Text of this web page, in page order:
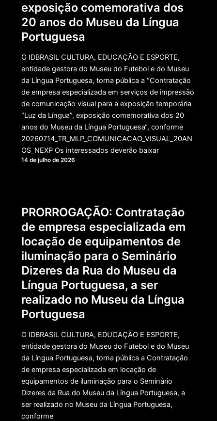
exposição comemorativa dos
20 anos do Museu da Língua
Portuguesa
O IDBRASIL CULTURA, EDUCAÇÃO E ESPORTE,
entidade gestora do Museu do Futebol e do Museu
da Língua Portuguesa, torna pública a “Contratação
de empresa especializada em serviços de impressão
de comunicação visual para a exposição temporária
“Luz da Língua”, exposição comemorativa dos 20
anos do Museu da Língua Portuguesa“, conforme
20260714_TR_MLP_COMUNICACAO_VISUAL_20AN
OS_NEXP Os interessados deverão baixar
14 de julho de 2026
PRORROGAÇÃO: Contratação
de empresa especializada em
locação de equipamentos de
iluminação para o Seminário
Dizeres da Rua do Museu da
Língua Portuguesa, a ser
realizado no Museu da Língua
Portuguesa
O IDBRASIL CULTURA, EDUCAÇÃO E ESPORTE,
entidade gestora do Museu do Futebol e do Museu
da Língua Portuguesa, torna pública a Contratação
de empresa especializada em locação de
equipamentos de iluminação para o Seminário
Dizeres da Rua do Museu da Língua Portuguesa, a
ser realizado no Museu da Língua Portuguesa,
conforme